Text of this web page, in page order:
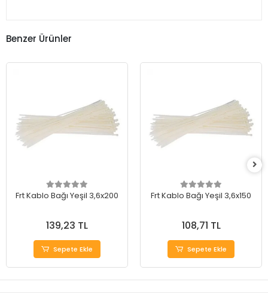
Benzer Ürünler
Frt Kablo Bağı Yeşil 3,6x200
139,23 TL
Sepete Ekle
Frt Kablo Bağı Yeşil 3,6x150
108,71 TL
Sepete Ekle